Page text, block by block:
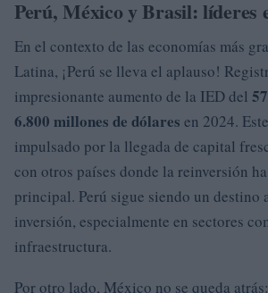
Perú, México y Brasil: líderes
En el contexto de las economías más
Latina, ¡Perú se lleva el aplauso!
impresionante aumento de la IED del
6.800 millones de dólares en 2024.
impulsado por la llegada de capital
con otros países donde la reinversión
principal. Perú sigue siendo un destino
inversión, especialmente en sectores
infraestructura.
Por otro lado, México no se queda